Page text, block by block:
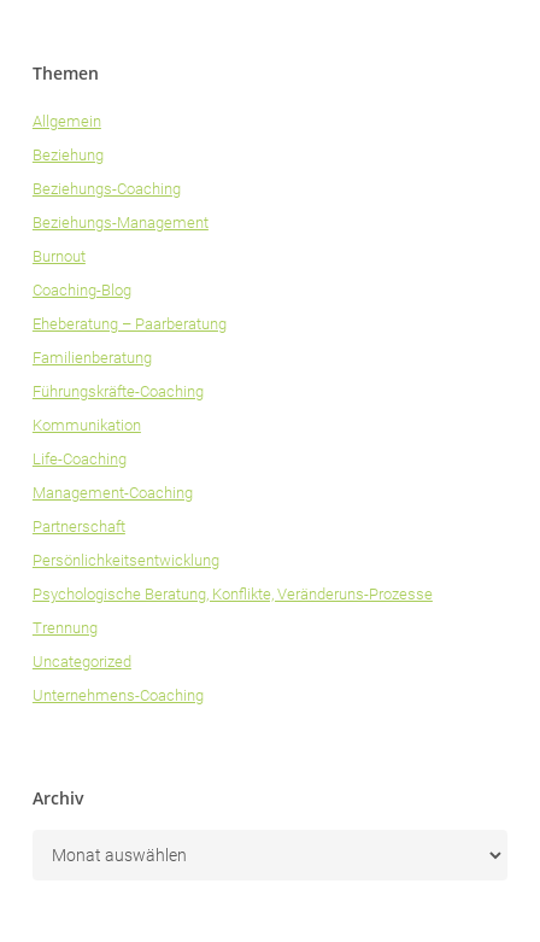
Themen
Allgemein
Beziehung
Beziehungs-Coaching
Beziehungs-Management
Burnout
Coaching-Blog
Eheberatung – Paarberatung
Familienberatung
Führungskräfte-Coaching
Kommunikation
Life-Coaching
Management-Coaching
Partnerschaft
Persönlichkeitsentwicklung
Psychologische Beratung, Konflikte, Veränderuns-Prozesse
Trennung
Uncategorized
Unternehmens-Coaching
Archiv